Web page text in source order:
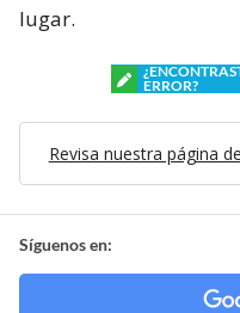
lugar.
ERROR?
Revisa nuestra página
Síguenos en: